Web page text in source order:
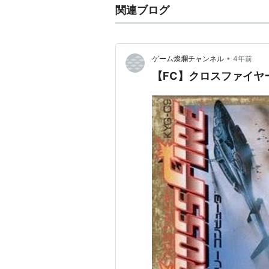
関連ブログ
ゲーム燦爛チャンネル • 4年前
【FC】クロスファイヤ